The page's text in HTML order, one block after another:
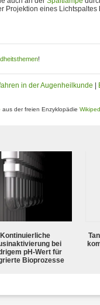
Projektion eines Lichtspaltes
!
in der Augenheilkunde
aus der freien Enzyklopädie
Kontinuierliche
bei
pH-Wert für
Bioprozesse